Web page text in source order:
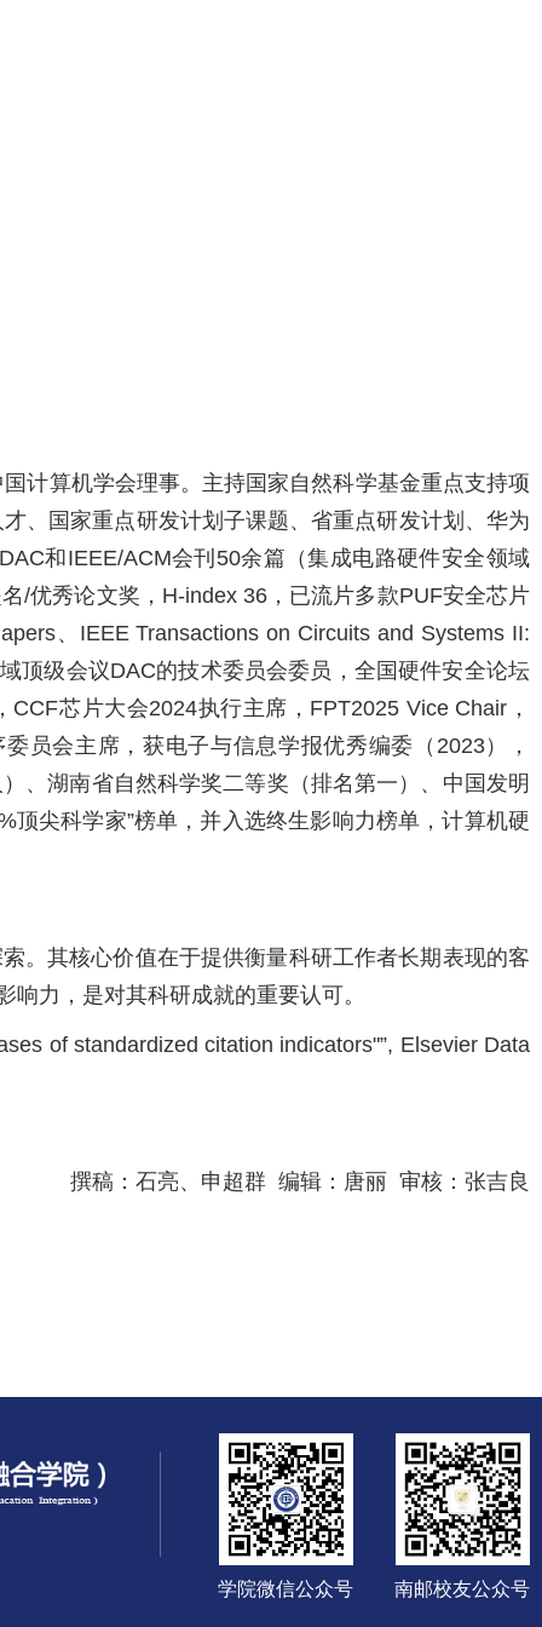
计算机学会理事。主持国家自然科学基金重点支持项
、国家重点研发计划子课题、省重点研发计划、华为
和IEEE/ACM会刊50余篇（集成电路硬件安全领域
/优秀论文奖，H-index 36，已流片多款PUF安全芯片
、IEEE Transactions on Circuits and Systems II:
顶级会议DAC的技术委员会委员，全国硬件安全论坛
芯片大会2024执行主席，FPT2025 Vice Chair，
员会主席，获电子与信息学报优秀编委（2023），
、湖南省自然科学奖二等奖（排名第一）、中国发明
尖科学家”榜单，并入选终生影响力榜单，计算机硬
。其核心价值在于提供衡量科研工作者长期表现的客
力，是对其科研成就的重要认可。
of standardized citation indicators"”, Elsevier Data
撰稿：石亮、申超群 编辑：唐丽 审核：张吉良
学院微信公众号 南邮校友公众号